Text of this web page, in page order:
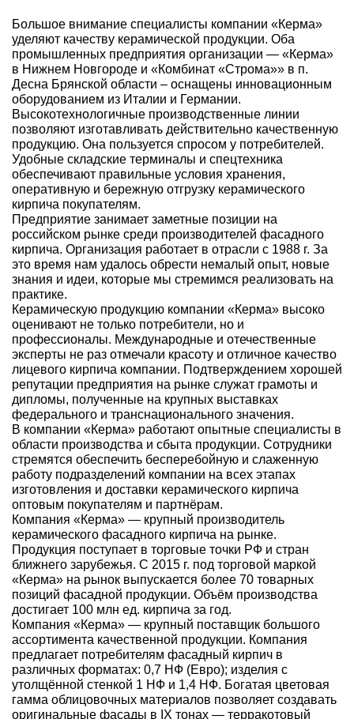
Большое внимание специалисты компании «Керма»
уделяют качеству керамической продукции. Оба
промышленных предприятия организации — «Керма»
в Нижнем Новгороде и «Комбинат «Строма»» в п.
Десна Брянской области – оснащены инновационным
оборудованием из Италии и Германии.
Высокотехнологичные производственные линии
позволяют изготавливать действительно качественную
продукцию. Она пользуется спросом у потребителей.
Удобные складские терминалы и спецтехника
обеспечивают правильные условия хранения,
оперативную и бережную отгрузку керамического
кирпича покупателям.
Предприятие занимает заметные позиции на
российском рынке среди производителей фасадного
кирпича. Организация работает в отрасли с 1988 г. За
это время нам удалось обрести немалый опыт, новые
знания и идеи, которые мы стремимся реализовать на
практике.
Керамическую продукцию компании «Керма» высоко
оценивают не только потребители, но и
профессионалы. Международные и отечественные
эксперты не раз отмечали красоту и отличное качество
лицевого кирпича компании. Подтверждением хорошей
репутации предприятия на рынке служат грамоты и
дипломы, полученные на крупных выставках
федерального и транснационального значения.
В компании «Керма» работают опытные специалисты в
области производства и сбыта продукции. Сотрудники
стремятся обеспечить бесперебойную и слаженную
работу подразделений компании на всех этапах
изготовления и доставки керамического кирпича
оптовым покупателям и партнёрам.
Компания «Керма» — крупный производитель
керамического фасадного кирпича на рынке.
Продукция поступает в торговые точки РФ и стран
ближнего зарубежья. С 2015 г. под торговой маркой
«Керма» на рынок выпускается более 70 товарных
позиций фасадной продукции. Объём производства
достигает 100 млн ед. кирпича за год.
Компания «Керма» — крупный поставщик большого
ассортимента качественной продукции. Компания
предлагает потребителям фасадный кирпич в
различных форматах: 0,7 НФ (Евро); изделия с
утолщённой стенкой 1 НФ и 1,4 НФ. Богатая цветовая
гамма облицовочных материалов позволяет создавать
оригинальные фасады в IX тонах — терракотовый